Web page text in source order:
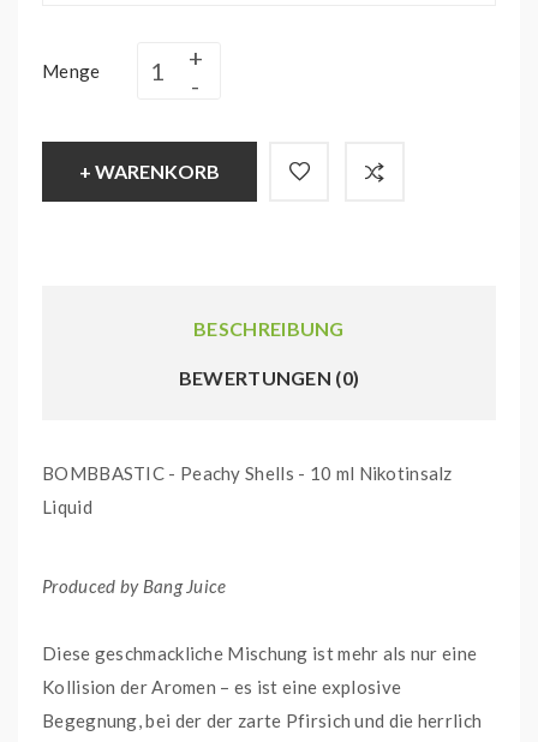
Menge
+ WARENKORB
BESCHREIBUNG
BEWERTUNGEN (0)
BOMBBASTIC - Peachy Shells - 10 ml Nikotinsalz
Liquid
Produced by Bang Juice
Diese geschmackliche Mischung ist mehr als nur eine
Kollision der Aromen – es ist eine explosive
Begegnung, bei der der zarte Pfirsich und die herrlich